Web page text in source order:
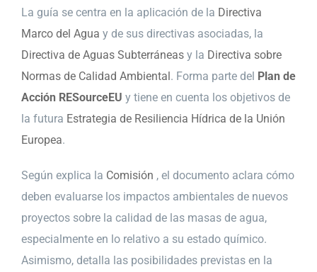
La guía se centra en la aplicación de la Directiva
Marco del Agua y de sus directivas asociadas, la
Directiva de Aguas Subterráneas y la Directiva sobre
Normas de Calidad Ambiental . Forma parte del Plan de
Acción RESourceEU y tiene en cuenta los objetivos de
la futura Estrategia de Resiliencia Hídrica de la Unión
Europea.
Según explica la Comisión , el documento aclara cómo
deben evaluarse los impactos ambientales de nuevos
proyectos sobre la calidad de las masas de agua,
especialmente en lo relativo a su estado químico.
Asimismo, detalla las posibilidades previstas en la